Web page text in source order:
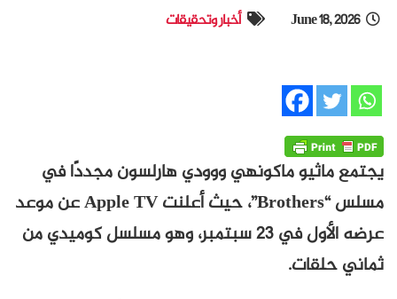
June 18, 2026 أخبار وتحقيقات
يجتمع ماثيو ماكونهي ووودي هارلسون مجددًا في
مسلس “Brothers”، حيث أعلنت Apple TV عن موعد
عرضه الأول في 23 سبتمبر، وهو مسلسل كوميدي من
ثماني حلقات.